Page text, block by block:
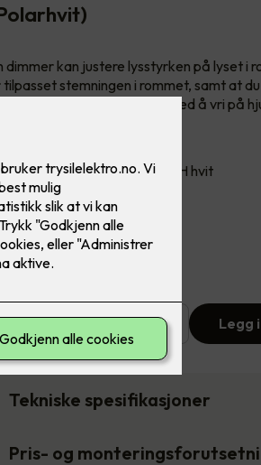
dimmer kan justere lysstyrken på lyset i
tilpasset stemningen i rommet, samt at
justerer lysstyrken ved å vri på
1 stk RS16/315 GLE dimmer PH hvit
Montering
,-
- + Legg
Tekniske spesifikasjoner
Pris- og